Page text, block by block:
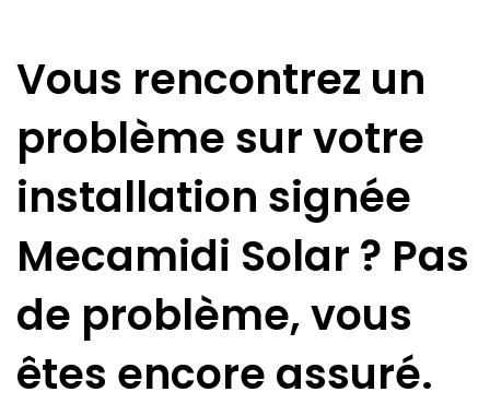
Vous rencontrez un
problème sur votre
installation signée
Mecamidi Solar ? Pas
de problème, vous
êtes encore assuré.